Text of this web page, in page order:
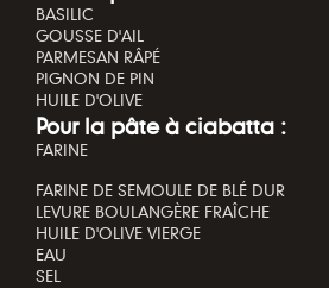
BASILIC
GOUSSE D'AIL
PARMESAN RÂPÉ
PIGNON DE PIN
HUILE D'OLIVE
Pour la pâte à ciabatta :
FARINE
FARINE DE SEMOULE DE BLÉ DUR
LEVURE BOULANGÈRE FRAÎCHE
HUILE D'OLIVE VIERGE
EAU
SEL